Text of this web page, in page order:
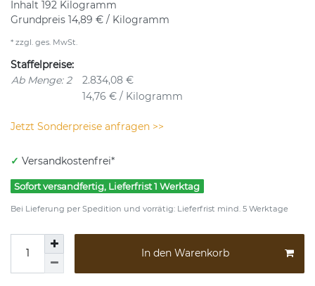
Inhalt 192 Kilogramm
Grundpreis 14,89 € / Kilogramm
* zzgl. ges. MwSt.
Staffelpreise:
Ab Menge: 2
2.834,08 €
14,76 € / Kilogramm
Jetzt Sonderpreise anfragen >>
✓ Versandkostenfrei*
Sofort versandfertig, Lieferfrist 1 Werktag
Bei Lieferung per Spedition und vorrätig: Lieferfrist mind. 5 Werktage
In den Warenkorb